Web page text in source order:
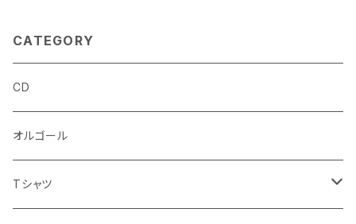
CATEGORY
CD
オルゴール
Tシャツ